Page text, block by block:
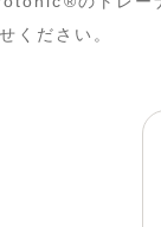
ください。